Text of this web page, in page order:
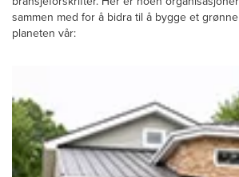
sammen med for å bidra til å bygge et
planeten vår: